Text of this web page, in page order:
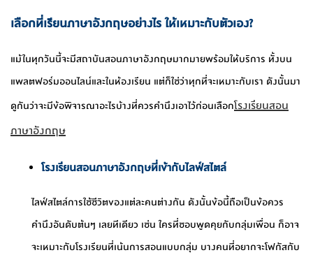
เลือกที่เรียนภาษาอังกฤษอย่างไร ให้เหมาะกับตัวเอง?
แม้ในทุกวันนี้จะมีสถาบันสอนภาษาอังกฤษมากมายพร้อมให้บริการ ทั้งบน
แพลตฟอร์มออนไลน์และในห้องเรียน แต่ก็ใช่ว่าทุกที่จะเหมาะกับเรา ดังนั้นมา
ดูกันว่าจะมีข้อพิจารณาอะไรบ้างที่ควรคำนึงเอาไว้ก่อนเลือกโรงเรียนสอน
ภาษาอังกฤษ
โรงเรียนสอนภาษาอังกฤษที่เข้ากับไลฟ์สไตล์
ไลฟ์สไตล์การใช้ชีวิตของแต่ละคนต่างกัน ดังนั้นข้อนี้ถือเป็นข้อควร
คำนึงอันดับต้นๆ เลยทีเดียว เช่น ใครที่ชอบพูดคุยกับกลุ่มเพื่อน ก็อาจ
จะเหมาะกับโรงเรียนที่เน้นการสอนแบบกลุ่ม บางคนที่อยากจะโฟกัสกับ